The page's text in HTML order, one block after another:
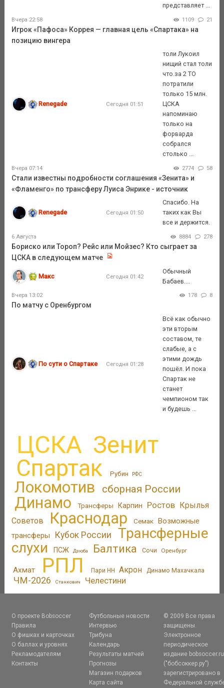
представляет ...
Вчера 22:58 1109 21
Игрок «Пафоса» Коррея — главная цель «Спартака» на
позицию вингера
Renegade Сегодня 01:51
толи Лукоил
нищий стал толи
что.за 2 ТО
потратили
только 15 млн.
ЦСКА
напоминаю
только на
форварда
собрался
столько ...
Вчера 07:14 2774 58
Стали известны подробности соглашения «Зенита» и
«Фламенго» по трансферу Луиса Энрике - источник
Renegade Сегодня 01:50
Спасибо. На
таких как Вы
все и держится.
6 Августа 8884 278
Бориско или Тороп? Рейс или Мойзес? Кто сыграет за
ЦСКА в следующем матче
Макс Сегодня 01:42
Обычный
Бабаев....
Вчера 13:02 178 8
По матчу с Оренбургом
По сути о Спартаке Сегодня 01:28
Всё как обычно
эти вторым
составом, те
слабые, а с
этими дождь
пошёл. И пока
Спартак не
станет
чемпионом так
и будешь ...
ЦСКА Зенит
Спартак Рубин РФС
Локомотив сборная России
Динамо Трансферы Карпин Ростов
Крылья
Советов
Краснодар Семак
Возможные
трансферы
Кубок России
Трансферные
слухи
ПСЖ Дзюба Балтика Сочи Оренбург
Ахмат РПЛ Пари НН Акрон Динамо Махачкала
ЧМ-2026 Станкович Челестини
О проекте Bobsoccer
Правила
О фишках и карточках
О баллах и уровнях
Рекламодателям
Контакты
Футбольные новости
Интервью
Трибуна
Календарь
Результаты матчей
Прогнозы
Магазин подарков
Карта сайта
© 2009 Все права
защищены.
Электронное
периодическое
издание bobsoccer.ru
("бобсоккер.ру")
зарегистрировано в
Федеральной